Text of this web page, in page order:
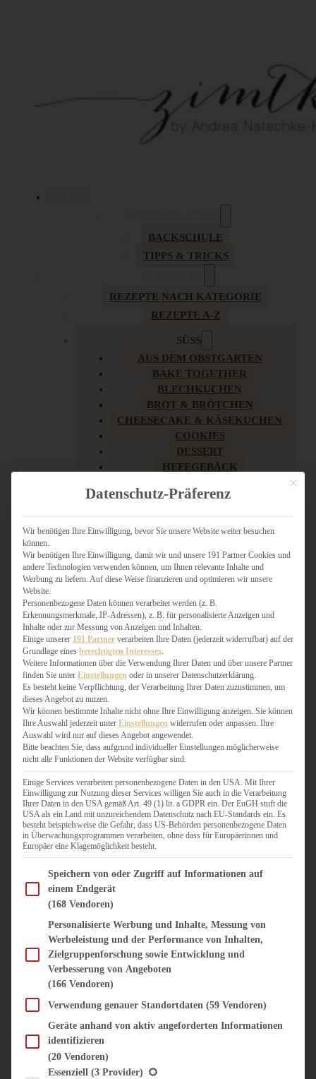
BACKSCHULE
TIPPS & TRICKS
REZEPTE NACH KATEGORIE
REZEPTE A-Z
SÜSS
AUS DEM OBSTGARTEN
BAKE TOGETHER
BLECHKUCHEN
BROT & BRÖTCHEN
CHEESECAKE & KÄSEKUCHEN
COOKIES
DESSERT
HEFEGEBÄCK
KUCHEN
LOW CARB & GESÜNDER
MY AMERICAN BAKERY
SCHOKOLADIGES
SÜSSES HAUPTGERICHT
TÖRTCHEN
VEGAN SÜSS
WEIHNACHTSBÄCKEREI
HERZHAFT
BURGER & SANDWICHES
FIX AUF DEM TISCH
FLEISCH & FISCH
GRILLEN / BARBECUE
HERZHAFTES BACKEN
ONE-POT-GERICHTE
PASTA & NUDELGERICHTE
PIZZA, TARTES & QUICHES
REIS & RISOTTO
SALATE & SNACKS
SUPPENKASPEREIEN
VORSPEISEN
SÜSS & HERZHAFT
BROTAUFSTRICH
DIPS, SAUCEN, CHUTNEYS
KÜCHENGESCHENKE
Mit
Datenschutz-Präferenz
Wir benötigen Ihre Einwilligung, bevor Sie unsere Website weiter besuchen
können.
Wir benötigen Ihre Einwilligung, damit wir und unsere 191 Partner Cookies und
andere Technologien verwenden können, um Ihnen relevante Inhalte und
Werbung zu liefern. Auf diese Weise finanzieren und optimieren wir unsere
Website.
Personenbezogene Daten können verarbeitet werden (z. B.
Erkennungsmerkmale, IP-Adressen), z. B. für personalisierte Anzeigen und
Inhalte oder zur Messung von Anzeigen und Inhalten.
Einige unserer 191 Partner verarbeiten Ihre Daten (jederzeit widerrufbar) auf der
Grundlage eines berechtigten Interesses
Weitere Informationen über die Verwendung Ihrer Daten und über unsere Partner
finden Sie unter Einstellungen oder in unserer Datenschutzerklärung.
Es besteht keine Verpflichtung, der Verarbeitung Ihrer Daten zuzustimmen, um
dieses Angebot zu nutzen.
Wir können bestimmte Inhalte nicht ohne Ihre Einwilligung anzeigen. Sie können
Ihre Auswahl jederzeit unter Einstellungen widerrufen oder anpassen. Ihre
Auswahl wird nur auf dieses Angebot angewendet.
Bitte beachten Sie, dass aufgrund individueller Einstellungen möglicherweise
nicht alle Funktionen der Website verfügbar sind.
Einige Services verarbeiten personenbezogene Daten in den USA. Mit Ihrer
Einwilligung zur Nutzung dieser Services willigen Sie auch in die Verarbeitung
Ihrer Daten in den USA gemäß Art. 49 (1) lit. a GDPR ein. Der EuGH stuft die
USA als ein Land mit unzureichendem Datenschutz nach EU-Standards ein. Es
besteht beispielsweise die Gefahr, dass US-Behörden personenbezogene Daten
in Überwachungsprogrammen verarbeiten, ohne dass für Europäerinnen und
Europäer eine Klagemöglichkeit besteht.
Im Folgenden finden Sie eine Liste der Zwecke des IAB Transparency and Consent
Speichern von oder Zugriff auf Informationen auf
einem Endgerät
(168 Vendoren)
Personalisierte Werbung und Inhalte, Messung von
Werbeleistung und der Performance von Inhalten,
Zielgruppenforschung sowie Entwicklung und
Verbesserung von Angeboten
(166 Vendoren)
Verwendung genauer Standortdaten (59 Vendoren)
Geräte anhand von aktiv angeforderten Informationen
identifizieren
(20 Vendoren)
Es folgt eine Liste der Service-Gruppen, für die eine Einwilligung erteilt werden
Essenziell (3 Provider)